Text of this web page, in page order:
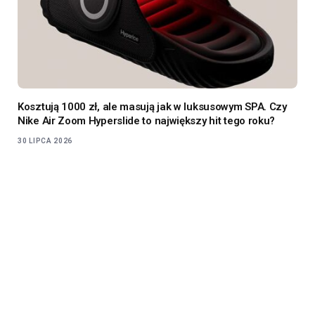
Kosztują 1000 zł, ale masują jak w luksusowym SPA. Czy
Nike Air Zoom Hyperslide to największy hit tego roku?
30 LIPCA 2026